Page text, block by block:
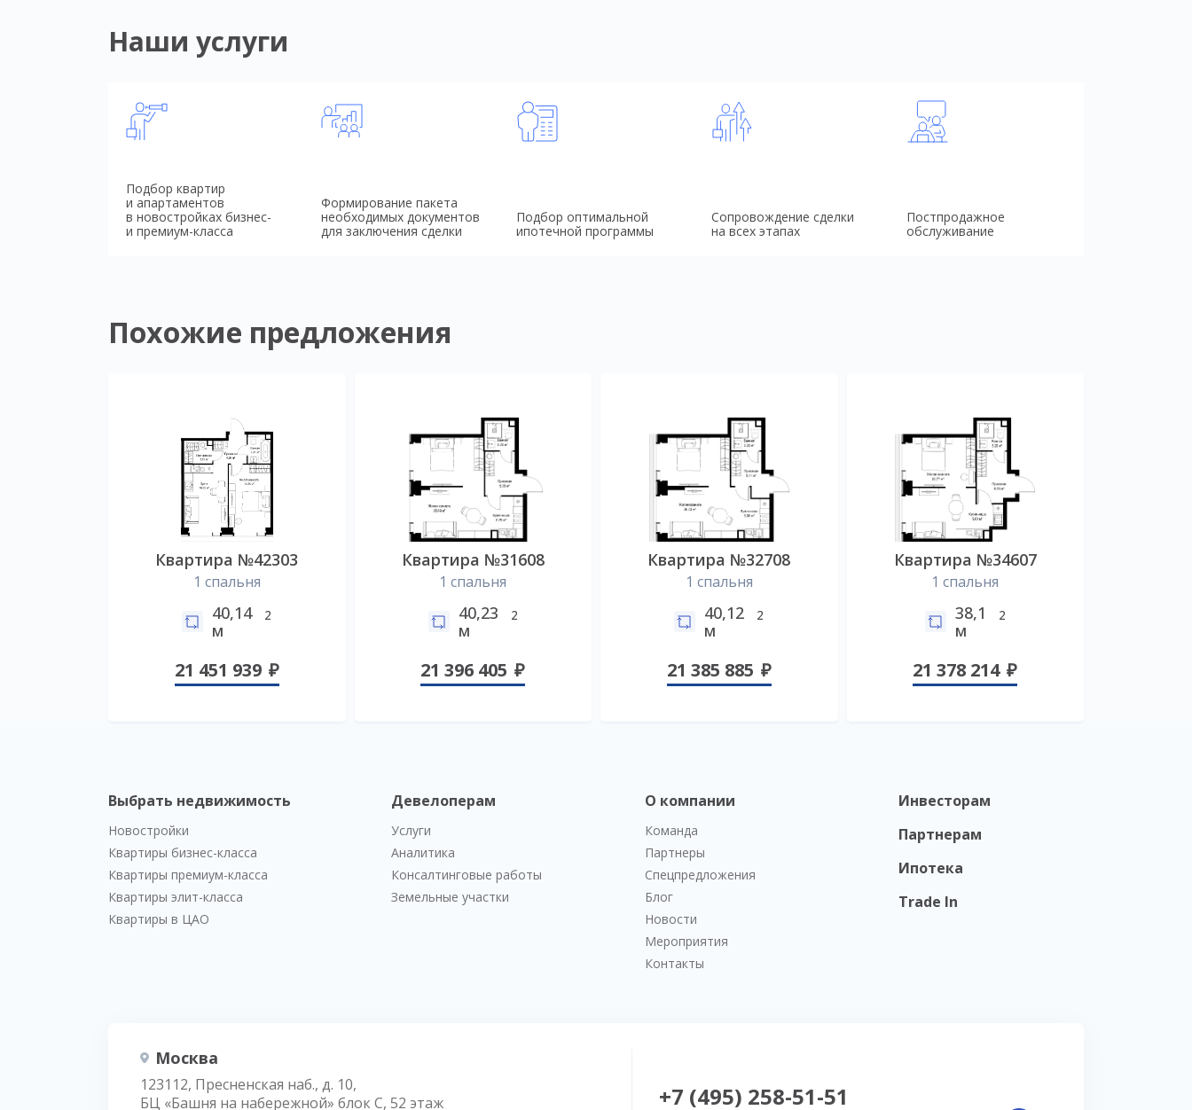
Наши услуги
Подбор квартир
и апартаментов
в новостройках бизнес-
и премиум-класса
Формирование пакета
необходимых документов
для заключения сделки
Подбор оптимальной
ипотечной программы
Сопровождение сделки
на всех этапах
Постпродажное
обслуживание
Похожие предложения
Квартира №42303
1 спальня
40,14
м
2
21 451 939
Квартира №31608
1 спальня
40,23
м
2
21 396 405
Квартира №32708
1 спальня
40,12
м
2
21 385 885
Квартира №34607
1 спальня
38,1
м
2
21 378 214
Выбрать недвижимость
Новостройки
Квартиры бизнес-класса
Квартиры премиум-класса
Квартиры элит-класса
Квартиры в ЦАО
Девелоперам
Услуги
Аналитика
Консалтинговые работы
Земельные участки
О компании
Команда
Партнеры
Спецпредложения
Блог
Новости
Мероприятия
Контакты
Инвесторам
Партнерам
Ипотека
Trade In
Москва
123112, Пресненская наб., д. 10,
БЦ «Башня на набережной» блок С, 52 этаж
+7 (495) 258-51-51